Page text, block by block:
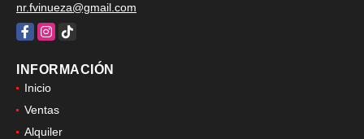
nr.fvinueza@gmail.com
Facebook
Instagram
TikTok
INFORMACIÓN
Inicio
Ventas
Alquiler